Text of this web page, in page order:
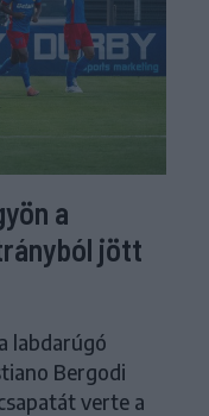
a
jött
labdarúgó
Bergodi
verte a